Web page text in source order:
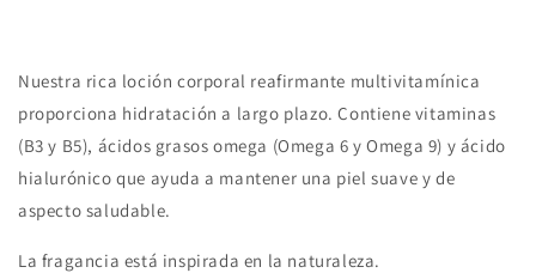
Nuestra rica loción corporal reafirmante multivitamínica
proporciona hidratación a largo plazo. Contiene vitaminas
(B3 y B5), ácidos grasos omega (Omega 6 y Omega 9) y ácido
hialurónico que ayuda a mantener una piel suave y de
aspecto saludable.
La fragancia está inspirada en la naturaleza.